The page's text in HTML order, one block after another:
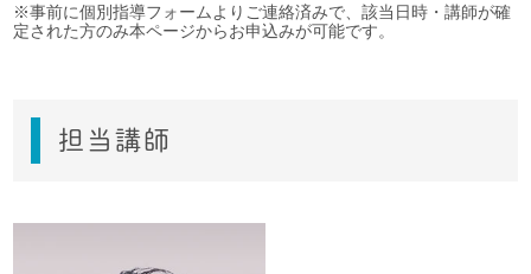
※事前に個別指導フォームよりご連絡済みで、該当日時・講師が確
定された方のみ本ページからお申込みが可能です。
担当講師